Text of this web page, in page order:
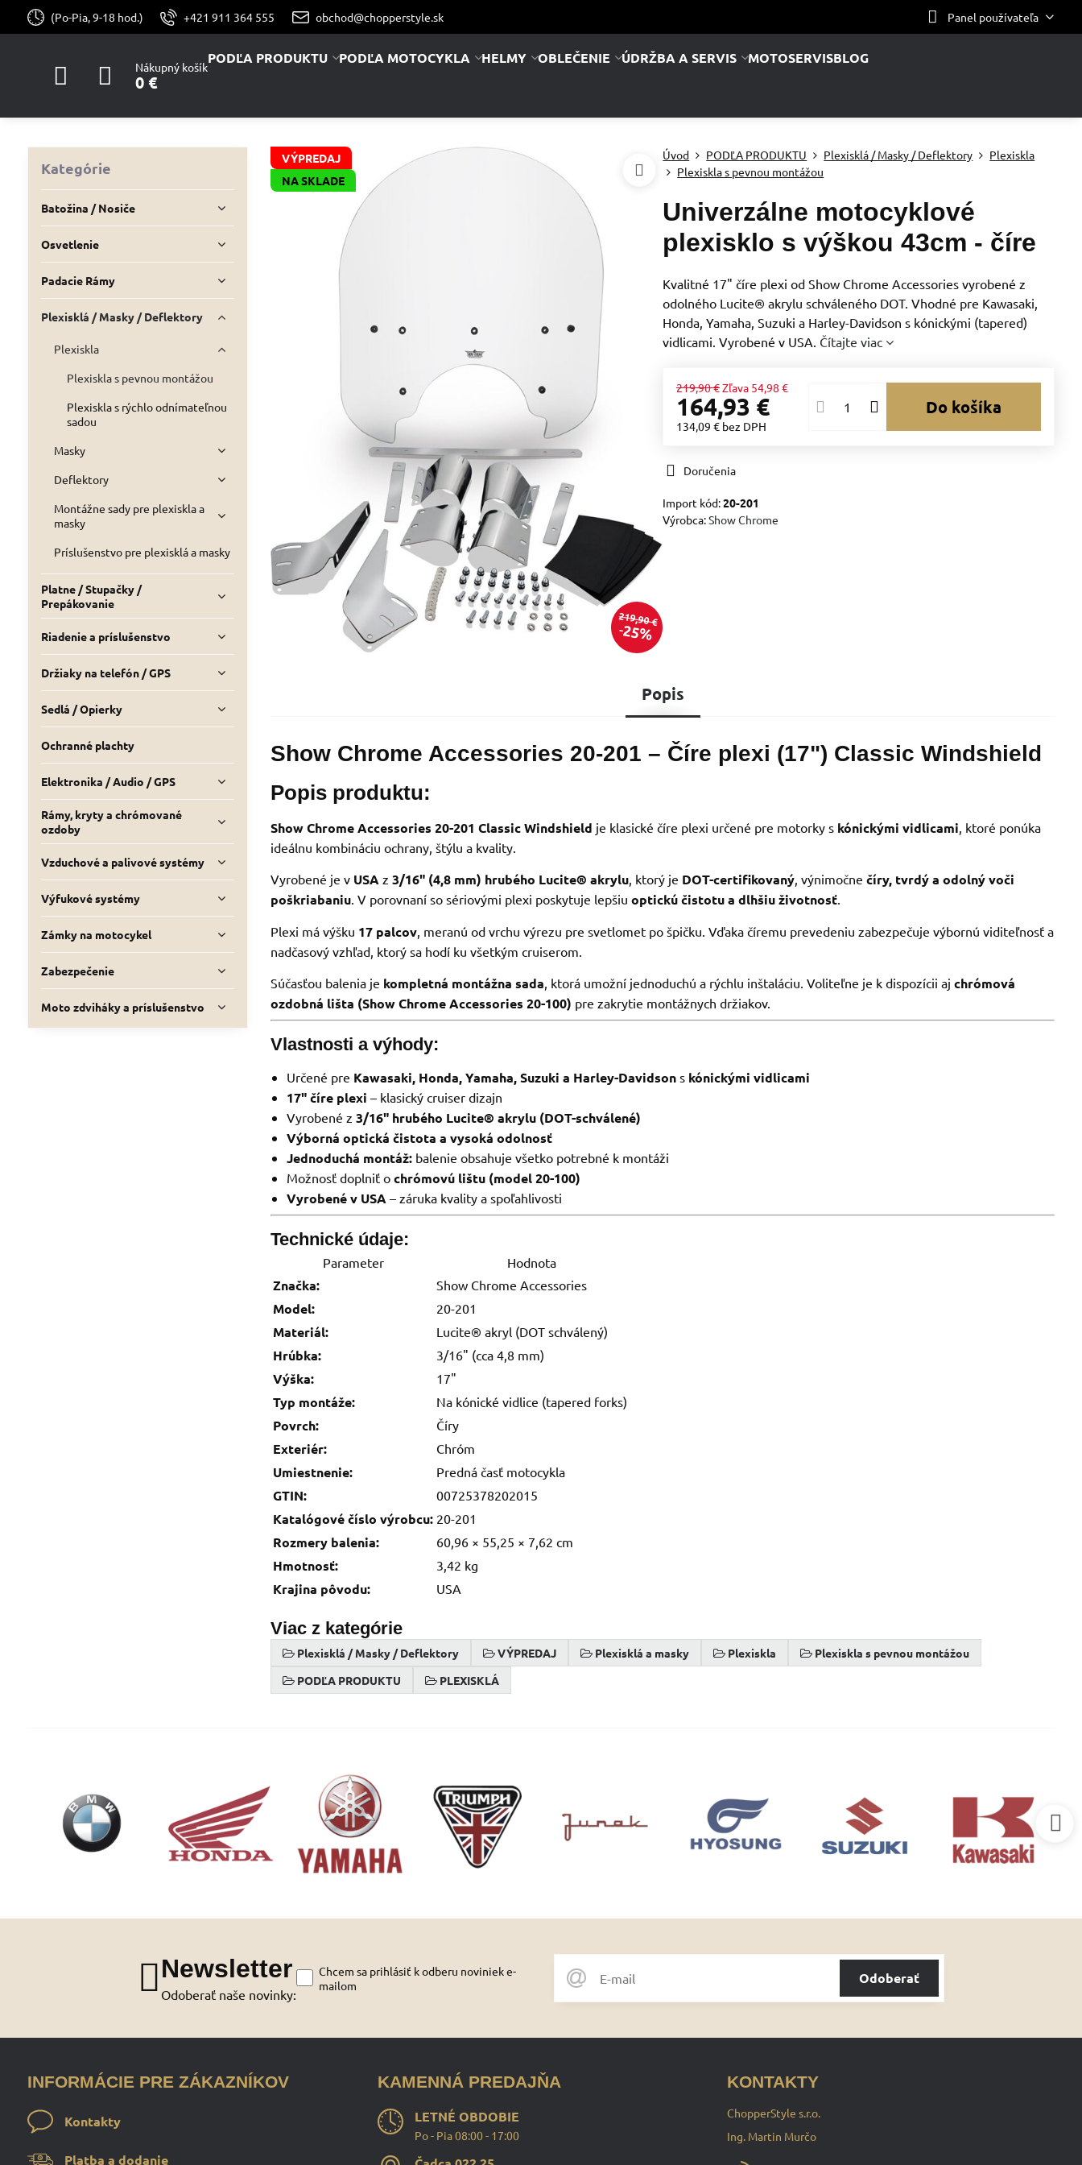
(Po-Pia, 9-18 hod.) +421 911 364 555 obchod@chopperstyle.sk Panel používateľa
Nákupný košík
0 €
PODĽA PRODUKTU PODĽA MOTOCYKLA HELMY OBLEČENIE ÚDRŽBA A SERVIS MOTOSERVISBLOG
VÝPREDAJ
NA SKLADE
219,90 €
25%
Úvod PODĽA PRODUKTU Plexisklá / Masky / Deflektory
Plexiskla
Plexiskla s pevnou montážou
Univerzálne motocyklové
plexisklo s výškou 43cm - číre
Kvalitné 17" číre plexi od Show Chrome Accessories vyrobené z
odolného Lucite® akrylu schváleného DOT. Vhodné pre Kawasaki,
Honda, Yamaha, Suzuki a Harley-Davidson s kónickými (tapered)
vidlicami. Vyrobené v USA. Čítajte viac
219,90 €Zľava 54,98 €
164,93 €
134,09 € bez DPH
Do košíka
Doručenia
Import kód:20-201
Výrobca:Show Chrome
Popis
Show Chrome Accessories 20-201 – Číre plexi (17") Classic Windshield
Popis produktu:
Show Chrome Accessories 20-201 Classic Windshield je klasické číre plexi určené pre motorky s kónickými vidlicami , ktoré ponúka
ideálnu kombináciu ochrany, štýlu a kvality.
Vyrobené je v USA z3/16" (4,8 mm) hrubého Lucite® akrylu , ktorý je DOT-certifikovaný , výnimočnečíry, tvrdý a odolný voči
poškriabaniu . V porovnaní so sériovými plexi poskytuje lepšiuoptickú čistotu a dlhšiu životnosť
Plexi má výšku 17 palcov , meranú od vrchu výrezu pre svetlomet po špičku. Vďaka číremu prevedeniu zabezpečuje výbornú viditeľnosť a
nadčasový vzhľad, ktorý sa hodí ku všetkým cruiserom.
Súčasťou balenia je kompletná montážna sada , ktorá umožní jednoduchú a rýchlu inštaláciu. Voliteľne je k dispozícii ajchrómová
ozdobná lišta (Show Chrome Accessories 20-100) pre zakrytie montážnych držiakov.
Vlastnosti a výhody:
Určené pre Kawasaki, Honda, Yamaha, Suzuki a Harley-Davidson s kónickými vidlicami
17" číre plexi – klasický cruiser dizajn
Vyrobené z3/16" hrubého Lucite® akrylu (DOT-schválené)
Výborná optická čistota a vysoká odolnosť
Jednoduchá montáž: balenie obsahuje všetko potrebné k montáži
Možnosť doplniť ochrómovú lištu (model 20-100)
Vyrobené v USA – záruka kvality a spoľahlivosti
Technické údaje:
Parameter Hodnota
Značka: Show Chrome Accessories
Model: 20-201
Materiál: Lucite® akryl (DOT schválený)
Hrúbka: 3/16" (cca 4,8 mm)
Výška: 17"
Typ montáže: Na kónické vidlice (tapered forks)
Povrch: Číry
Exteriér: Chróm
Umiestnenie: Predná časť motocykla
GTIN: 00725378202015
Katalógové číslo výrobcu: 20-201
Rozmery balenia: 60,96 × 55,25 × 7,62 cm
Hmotnosť: 3,42 kg
Krajina pôvodu: USA
Viac z kategórie
Plexisklá / Masky / Deflektory VÝPREDAJ Plexisklá a masky Plexiskla
Plexiskla s pevnou montážou
PODĽA PRODUKTU
PLEXISKLÁ
Kategórie
Batožina / Nosiče
Osvetlenie
Padacie Rámy
Plexisklá / Masky / Deflektory
Plexiskla
Plexiskla s pevnou montážou
Plexiskla s rýchlo odnímateľnou
sadou
Masky
Deflektory
Montážne sady pre plexiskla a
masky
Príslušenstvo pre plexisklá a masky
Platne / Stupačky /
Prepákovanie
Riadenie a príslušenstvo
Držiaky na telefón / GPS
Sedlá / Opierky
Ochranné plachty
Elektronika / Audio / GPS
Rámy, kryty a chrómované
ozdoby
Vzduchové a palivové systémy
Výfukové systémy
Zámky na motocykel
Zabezpečenie
Moto zdviháky a príslušenstvo
Newsletter
Odoberať naše novinky:
Odoberať
Chcem sa prihlásiť k odberu noviniek e-
mailom
INFORMÁCIE PRE ZÁKAZNÍKOV
Kontakty
Platba a dodanie
KAMENNÁ PREDAJŇA
LETNÉ OBDOBIE
Po - Pia 08:00 - 17:00
KONTAKTY
ChopperStyle s.r.o.
Ing. Martin Murčo